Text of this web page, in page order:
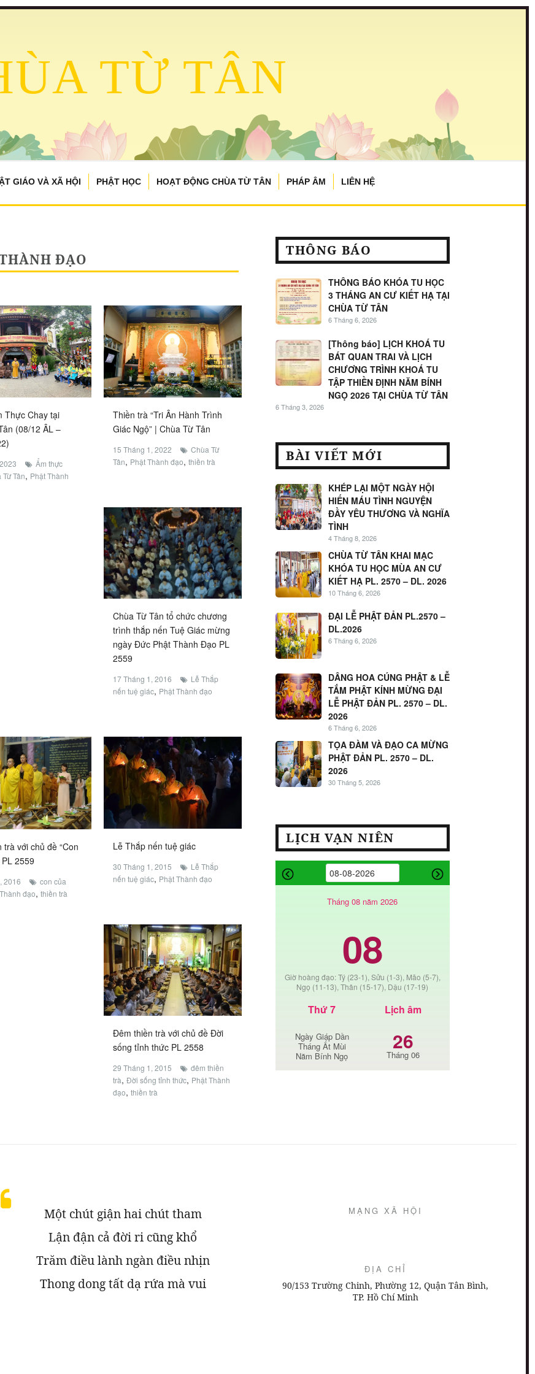
TỪ TÂN
GIÁO VÀ XÃ HỘI PHẬT HỌC HOẠT ĐỘNG CHÙA TỪ TÂN PHÁP ÂM LIÊN HỆ
ĐẠO
Thực Chay tại
(08/12 ÂL –
Ẩm thực
Tân, Phật Thành
Thiền trà “Tri Ân Hành Trình
Giác Ngộ” | Chùa Từ Tân
15 Tháng 1, 2022
Chùa Từ
Tân, Phật Thành đạo, thiền trà
Chùa Từ Tân tổ chức chương
trình thắp nến Tuệ Giác mừng
ngày Đức Phật Thành Đạo PL
2559
17 Tháng 1, 2016
Lễ Thắp
nến tuệ giác, Phật Thành đạo
với chủ đề “Con
2559
2016
con của
đạo, thiền trà
Lễ Thắp nến tuệ giác
30 Tháng 1, 2015
Lễ Thắp
nến tuệ giác, Phật Thành đạo
Đêm thiền trà với chủ đề Đời
sống tỉnh thức PL 2558
29 Tháng 1, 2015
đêm thiền
trà, Đời sống tỉnh thức, Phật Thành
đạo, thiền trà
THÔNG BÁO
THÔNG BÁO KHÓA TU HỌC
3 THÁNG AN CƯ KIẾT HẠ TẠI
CHÙA TỪ TÂN
6 Tháng 6, 2026
[Thông báo] LỊCH KHOÁ TU
BÁT QUAN TRAI VÀ LỊCH
CHƯƠNG TRÌNH KHOÁ TU
TẬP THIỀN ĐỊNH NĂM BÍNH
NGỌ 2026 TẠI CHÙA TỪ TÂN
6 Tháng 3, 2026
BÀI VIẾT MỚI
KHÉP LẠI MỘT NGÀY HỘI
HIẾN MÁU TÌNH NGUYỆN
ĐẦY YÊU THƯƠNG VÀ NGHĨA
TÌNH
4 Tháng 8, 2026
CHÙA TỪ TÂN KHAI MẠC
KHÓA TU HỌC MÙA AN CƯ
KIẾT HẠ PL. 2570 – DL. 2026
10 Tháng 6, 2026
ĐẠI LỄ PHẬT ĐẢN PL.2570 –
DL.2026
6 Tháng 6, 2026
DÂNG HOA CÚNG PHẬT & LỄ
TẮM PHẬT KÍNH MỪNG ĐẠI
LỄ PHẬT ĐẢN PL. 2570 – DL.
2026
6 Tháng 6, 2026
TỌA ĐÀM VÀ ĐẠO CA MỪNG
PHẬT ĐẢN PL. 2570 – DL.
2026
30 Tháng 5, 2026
LỊCH VẠN NIÊN
Tháng 08 năm 2026
08
Giờ hoàng đạo: Tý (23-1), Sửu (1-3), Mão (5-7),
Ngọ (11-13), Thân (15-17), Dậu (17-19)
Thứ 7
Ngày Giáp Dần
Tháng Ất Mùi
Năm Bính Ngọ
Lịch âm
26
Tháng 06
Một chút giận hai chút tham
Lận đận cả đời ri cũng khổ
Trăm điều lành ngàn điều nhịn
Thong dong tất dạ rứa mà vui
MẠNG XÃ HỘI
ĐỊA CHỈ
90/153 Trường Chinh, Phường 12, Quận Tân Bình,
TP. Hồ Chí Minh